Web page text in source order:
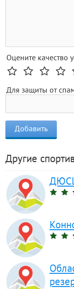
Оцените качество
Для защиты от
Другие